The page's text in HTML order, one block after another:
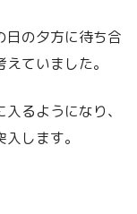
日の夕方に待ち合
ていました。
るようになり、
します。